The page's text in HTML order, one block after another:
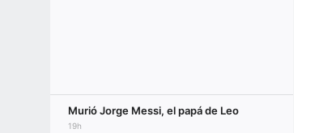
Murió Jorge Messi, el papá de Leo
19h